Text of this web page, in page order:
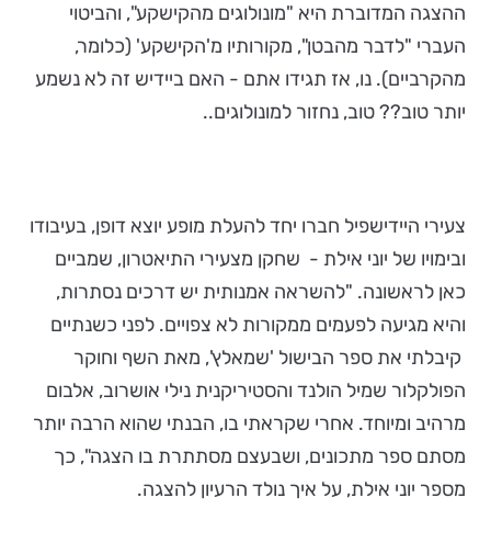
ההצגה המדוברת היא "מונולוגים מהקישקע", והביטוי
העברי "לדבר מהבטן", מקורותיו מ'הקישקע' (כלומר,
מהקרביים). נו, אז תגידו אתם - האם ביידיש זה לא נשמע
יותר טוב?? טוב, נחזור למונולוגים..
צעירי היידישפיל חברו יחד להעלת מופע יוצא דופן, בעיבודו
ובימויו של יוני אילת - שחקן מצעירי התיאטרון, שמביים
כאן לראשונה. "להשראה אמנותית יש דרכים נסתרות,
והיא מגיעה לפעמים ממקורות לא צפויים. לפני כשנתיים
קיבלתי את ספר הבישול 'שמאלץ', מאת השף וחוקר
הפולקלור שמיל הולנד והסטיריקנית נילי אושרוב, אלבום
מרהיב ומיוחד. אחרי שקראתי בו, הבנתי שהוא הרבה יותר
מסתם ספר מתכונים, ושבעצם מסתתרת בו הצגה", כך
מספר יוני אילת, על איך נולד הרעיון להצגה.